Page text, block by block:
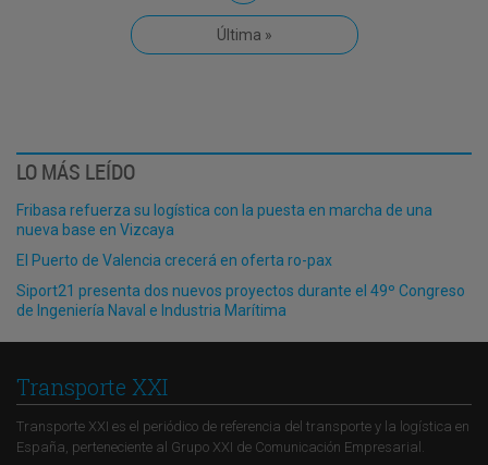
Última »
LO MÁS LEÍDO
Fribasa refuerza su logística con la puesta en marcha de una
nueva base en Vizcaya
El Puerto de Valencia crecerá en oferta ro-pax
Siport21 presenta dos nuevos proyectos durante el 49º Congreso
de Ingeniería Naval e Industria Marítima
Transporte XXI
Transporte XXI es el periódico de referencia del transporte y la logística en
España, perteneciente al Grupo XXI de Comunicación Empresarial.